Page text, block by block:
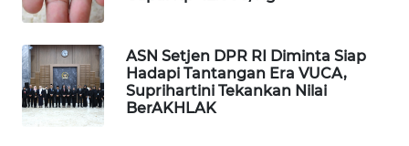
ASN Setjen DPR RI Diminta Siap
Hadapi Tantangan Era VUCA,
Suprihartini Tekankan Nilai
BerAKHLAK
TV
WAHANANEWS
ID